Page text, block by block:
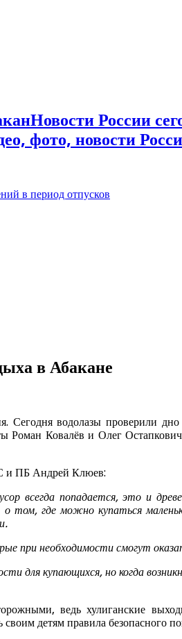
Новости России
фото, новости
в период отпусков
в Абакане
Сегодня водолазы проверили
Роман Ковалёв и Олег
и ПБ Андрей Клюев:
всегда попадается, это и
том, где можно купаться
при необходимости смогут
для купающихся, но когда
ведь хулиганские
детям правила безопасного